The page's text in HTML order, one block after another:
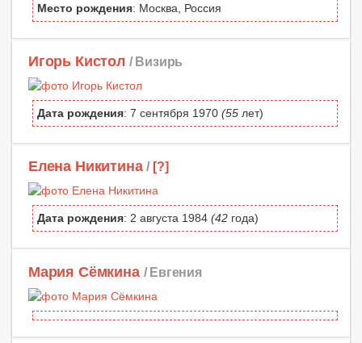
Место рождения: Москва, Россия
Игорь Кистол / Визирь
Дата рождения: 7 сентября 1970 (55 лет)
Елена Никитина / [?]
Дата рождения: 2 августа 1984 (42 года)
Мария Сёмкина / Евгения